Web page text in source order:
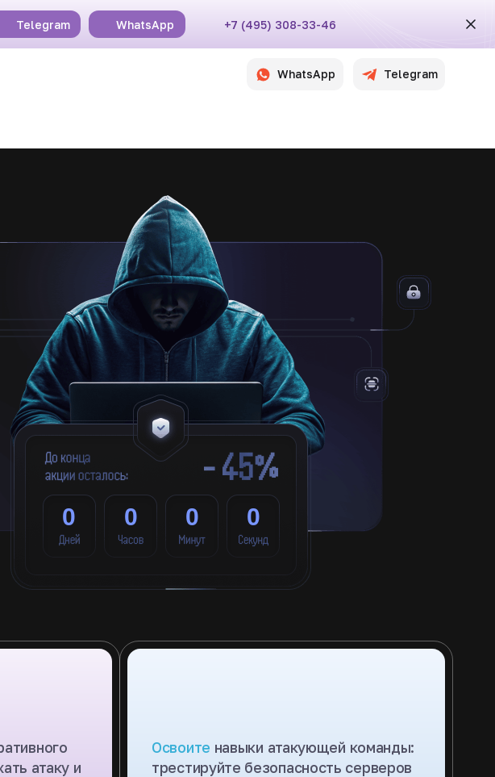
WhatsApp
Telegram +7 (495) 308-33-46
Telegram
WhatsApp
Освоите навыки атакующей команды:
трестируйте безопасность серверов
атаку и
0 0 0 0